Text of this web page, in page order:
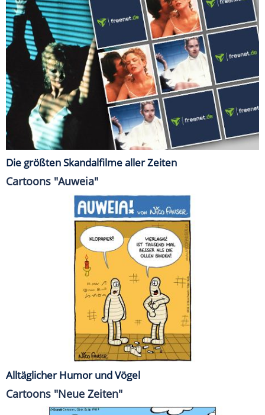
Die größten Skandalfilme aller Zeiten
Cartoons "Auweia"
Alltäglicher Humor und Vögel
Cartoons "Neue Zeiten"